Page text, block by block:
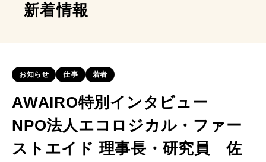
新着情報
お知らせ 仕事 若者
AWAIRO特別インタビュー
NPO法人エコロジカル・ファー
ストエイド 理事長・研究員 佐